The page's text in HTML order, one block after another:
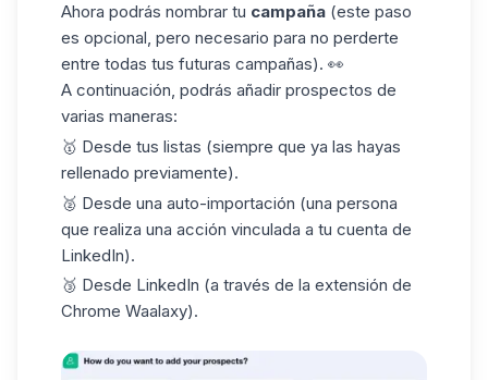
Ahora podrás nombrar tu campaña (este paso
es opcional, pero necesario para no perderte
entre todas tus futuras campañas). 👀
A continuación, podrás añadir prospectos de
varias maneras:
🥇 Desde tus listas (siempre que ya las hayas
rellenado previamente).
🥈 Desde una auto-importación (una persona
que realiza una acción vinculada a tu cuenta de
LinkedIn).
🥉 Desde LinkedIn (a través de la extensión de
Chrome Waalaxy).